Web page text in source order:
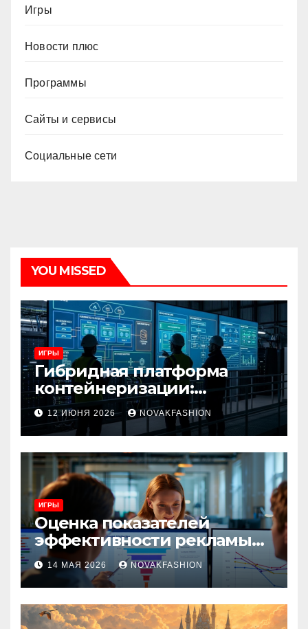
Игры
Новости плюс
Программы
Сайты и сервисы
Социальные сети
YOU MISSED
ИГРЫ
Гибридная платформа
контейнеризации:
архитектура, особенности
и сценарии использования
12 ИЮНЯ 2026 NOVAKFASHION
ИГРЫ
Оценка показателей
эффективности рекламы
при атрибуции
множественных точек
касания
14 МАЯ 2026 NOVAKFASHION